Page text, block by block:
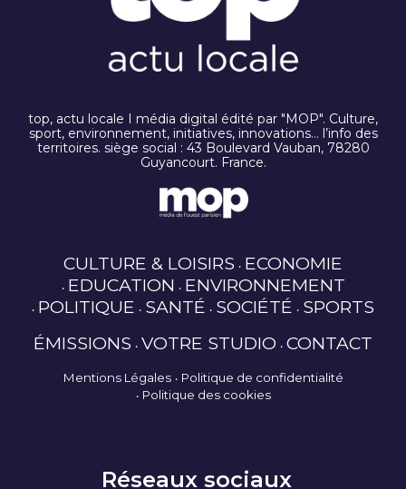
top, actu locale I média digital édité par "MOP". Culture,
sport, environnement, initiatives, innovations… l’info des
territoires. siège social : 43 Boulevard Vauban, 78280
Guyancourt. France.
CULTURE & LOISIRS ECONOMIE
EDUCATION ENVIRONNEMENT
POLITIQUE SANTÉ SOCIÉTÉ SPORTS
ÉMISSIONS VOTRE STUDIO CONTACT
Mentions Légales
Politique de confidentialité
Politique des cookies
Réseaux sociaux